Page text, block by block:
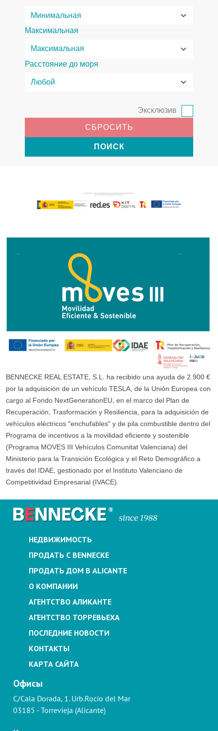
Максимальная
Расстояние до моря
Эксклюзив
СБРОСИТЬ
ПОИСК
BENNECKE REAL ESTATE, S.L. ha recibido una ayuda de 2.900 €
por la adquisición de un vehículo TESLA, de la Unión Europea con
cargo al Fondo NextGenerationEU, en el marco del Plan de
Recuperación, Trasformación y Resiliencia, para la adquisición de
vehículos eléctricos "enchufables" y de pila combustible dentro del
Programa de incentivos a la movilidad eficiente y sostenible
(Programa MOVES III Vehículos Comunitat Valenciana) del
Ministerio para la Transición Ecológica y el Reto Demográfico a
través del IDAE, gestionado por el Instituto Valenciano de
Competitividad Empresarial (IVACE).
НЕДВИЖИМОСТЬ
ПРОДАТЬ С BENNECKE
ПРОДАТЬ ДОМ В ALICANTE
О КОМПАНИИ
АГЕНТСТВО АЛИКАНТЕ
АГЕНТСТВО ТОРРЕВЬЕХА
ПОСЛЕДНИЕ НОВОСТИ
КОНТАКТЫ
КАРТА САЙТА
Офисы
C/Cala Dorada, 1. Urb.Rocío del Mar
03185 - Torrevieja (Alicante)